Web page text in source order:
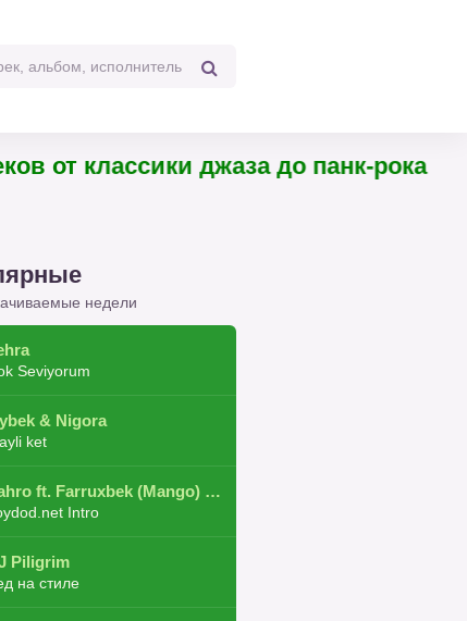
от классики джаза до панк-рока
недели
Seviyorum
& Nigora
ket
Sahro ft. Farruxbek (Mango) ft. Shaxboz ft. Navruz and Zarba ft. DJ.JoHa
Intro
Piligrim
на стиле